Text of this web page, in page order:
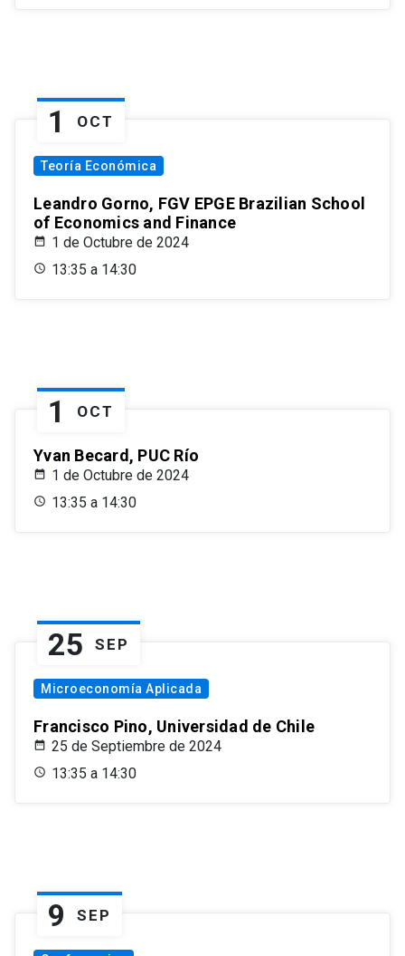
1 OCT
Teoría Económica
Leandro Gorno, FGV EPGE Brazilian School
of Economics and Finance
1 de Octubre de 2024
13:35 a 14:30
1 OCT
Yvan Becard, PUC Río
1 de Octubre de 2024
13:35 a 14:30
25 SEP
Microeconomía Aplicada
Francisco Pino, Universidad de Chile
25 de Septiembre de 2024
13:35 a 14:30
9 SEP